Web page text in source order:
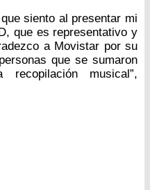
siento al presentar mi
que es representativo y
a Movistar por su
que se sumaron
musical”,